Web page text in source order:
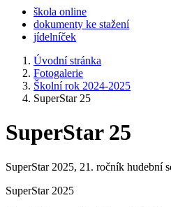
škola online
dokumenty ke stažení
jídelníček
Úvodní stránka
Fotogalerie
Školní rok 2024-2025
SuperStar 25
SuperStar 25
SuperStar 2025, 21. ročník hudební
SuperStar 2025